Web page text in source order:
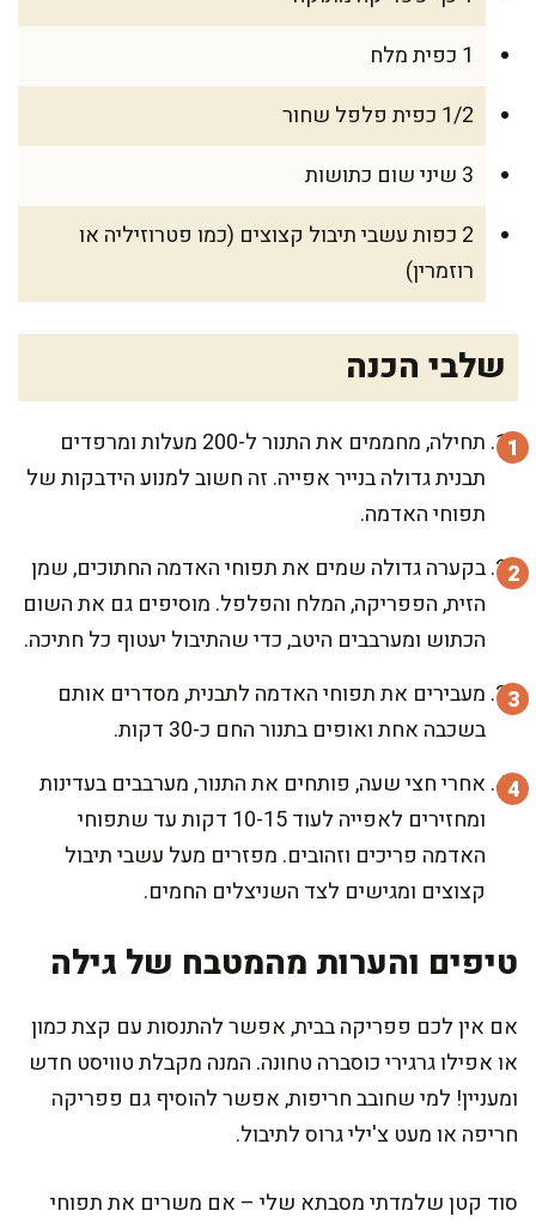
1 כפית מלח
1/2 כפית פלפל שחור
3 שיני שום כתושות
2 כפות עשבי תיבול קצוצים (כמו פטרוזיליה או
רוזמרין)
שלבי הכנה
תחילה, מחממים את התנור ל-200 מעלות ומרפדים
תבנית גדולה בנייר אפייה. זה חשוב למנוע הידבקות של
תפוחי האדמה.
בקערה גדולה שמים את תפוחי האדמה החתוכים, שמן
הזית, הפפריקה, המלח והפלפל. מוסיפים גם את השום
הכתוש ומערבבים היטב, כדי שהתיבול יעטוף כל חתיכה.
מעבירים את תפוחי האדמה לתבנית, מסדרים אותם
בשכבה אחת ואופים בתנור החם כ-30 דקות.
אחרי חצי שעה, פותחים את התנור, מערבבים בעדינות
ומחזירים לאפייה לעוד 10-15 דקות עד שתפוחי
האדמה פריכים וזהובים. מפזרים מעל עשבי תיבול
קצוצים ומגישים לצד השניצלים החמים.
טיפים והערות מהמטבח של גילה
אם אין לכם פפריקה בבית, אפשר להתנסות עם קצת כמון
או אפילו גרגירי כוסברה טחונה. המנה מקבלת טוויסט חדש
ומעניין! למי שחובב חריפות, אפשר להוסיף גם פפריקה
חריפה או מעט צ'ילי גרוס לתיבול.
סוד קטן שלמדתי מסבתא שלי – אם משרים את תפוחי